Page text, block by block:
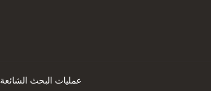
عمليات البحث الشائعة